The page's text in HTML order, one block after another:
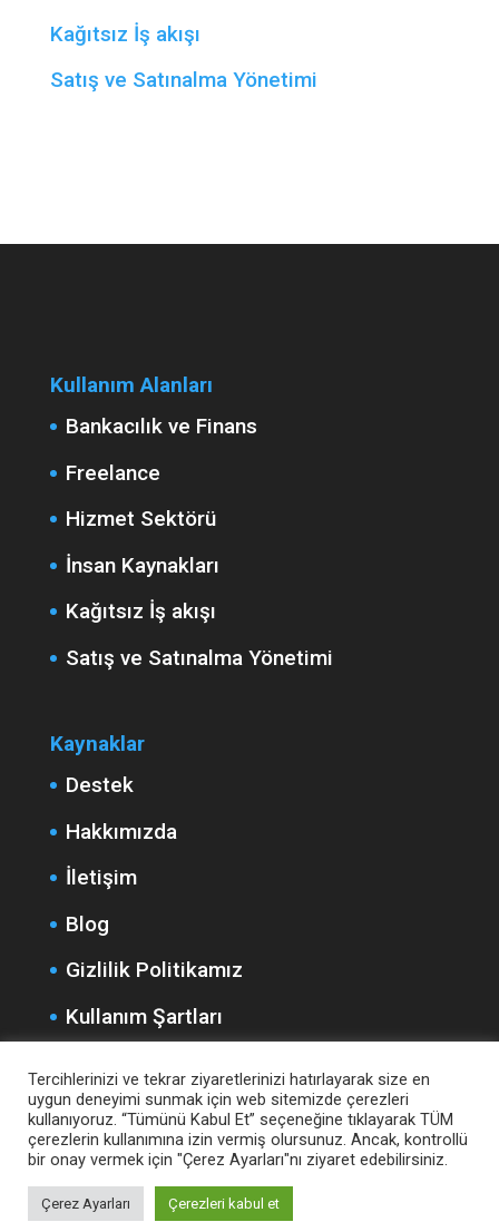
Kağıtsız İş akışı
Satış ve Satınalma Yönetimi
Kullanım Alanları
Bankacılık ve Finans
Freelance
Hizmet Sektörü
İnsan Kaynakları
Kağıtsız İş akışı
Satış ve Satınalma Yönetimi
Kaynaklar
Destek
Hakkımızda
İletişim
Blog
Gizlilik Politikamız
Kullanım Şartları
Mesafeli Satış Sözleşmesi
Tercihlerinizi ve tekrar ziyaretlerinizi hatırlayarak size en
uygun deneyimi sunmak için web sitemizde çerezleri
kullanıyoruz. “Tümünü Kabul Et” seçeneğine tıklayarak TÜM
çerezlerin kullanımına izin vermiş olursunuz. Ancak, kontrollü
bir onay vermek için "Çerez Ayarları"nı ziyaret edebilirsiniz.
Çerez Ayarları Çerezleri kabul et